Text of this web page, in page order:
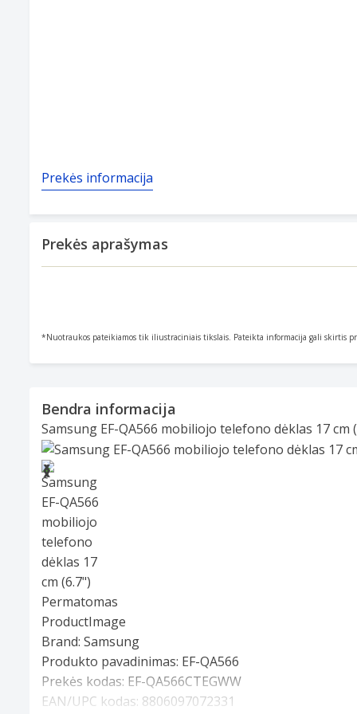
Prekės informacija
Prekės aprašymas
*Nuotraukos pateikiamos tik iliustraciniais tikslais. Pateikta informacija gali skirtis
Bendra informacija
Samsung EF-QA566 mobiliojo telefono dėklas 17 cm
Slide 1 of 6
❮
❯
Brand: Samsung
Produkto pavadinimas: EF-QA566
Prekės kodas: EF-QA566CTEGWW
EAN/UPC kodas: 8806097072331